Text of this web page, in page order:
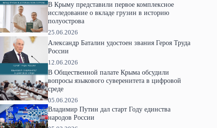
В Крыму представили первое комплексное
исследование о вкладе грузин в историю
полуострова
25.06.2026
Александр Баталин удостоен звания Героя Труда
России
12.06.2026
В Общественной палате Крыма обсудили
вопросы языкового суверенитета в цифровой
среде
05.06.2026
Владимир Путин дал старт Году единства
народов России